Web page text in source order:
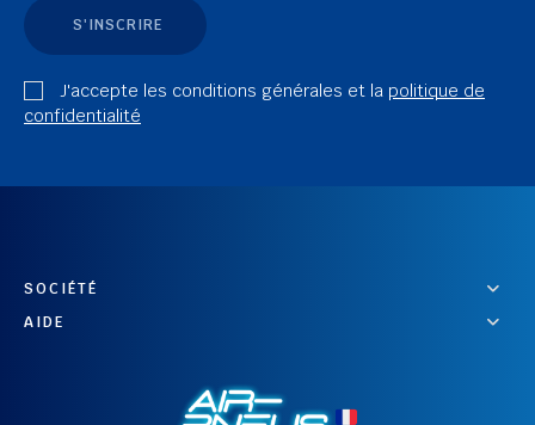
S'INSCRIRE
J'accepte les conditions générales et la politique de
confidentialité
SOCIÉTÉ
AIDE